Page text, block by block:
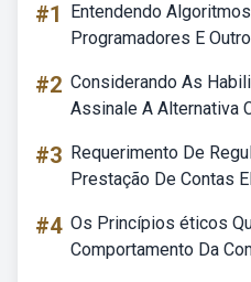
#1
Entendendo
Programadores E
#2 Considerando As
Assinale A Alternativa
#3 Requerimento De
Prestação De Contas
#4 Os Princípios éticos
Comportamento Da